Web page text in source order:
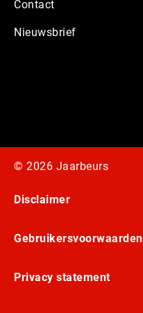
Contact
Nieuwsbrief
© 2026 Jaarbeurs
Disclaimer
Gebruikersvoorwaarden
Privacy statement